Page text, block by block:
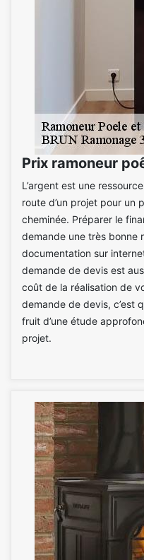
Prix ramoneur
L’argent est une
route d’un projet pour un
cheminée. Préparer le
demande une très bonne
documentation sur
demande de devis est
coût de la réalisation de
demande de devis, c’est
fruit d’une étude
projet.